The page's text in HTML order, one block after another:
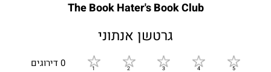
The Book Hater's Book Club
גרטשן אנתוני
0 דירוגים